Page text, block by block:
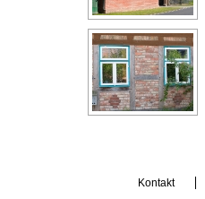
Kontakt